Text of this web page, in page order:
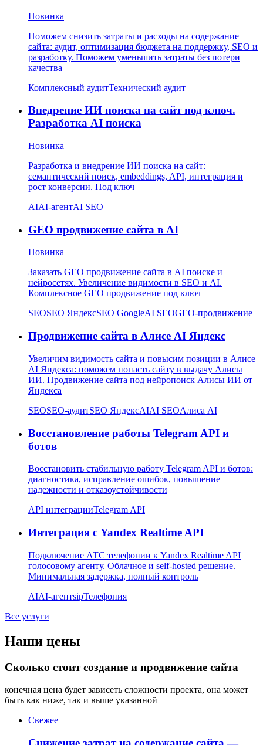
Новинка
Поможем снизить затраты и расходы на содержание
сайта: аудит, оптимизация бюджета на поддержку, SEO и
разработку. Поможем уменьшить затраты без потери
качества
Комплексный аудитТехнический аудит
Внедрение ИИ поиска на сайт под ключ.
Разработка AI поиска
Новинка
Разработка и внедрение ИИ поиска на сайт:
семантический поиск, embeddings, API, интеграция и
рост конверсии. Под ключ
AIAI-агентAI SEO
GEO продвижение сайта в AI
Новинка
Заказать GEO продвижение сайта в AI поиске и
нейросетях. Увеличение видимости в SEO и AI.
Комплексное GEO продвижение под ключ
SEOSEO ЯндексSEO GoogleAI SEOGEO-продвижение
Продвижение сайта в Алисе AI Яндекс
Увеличим видимость сайта и повысим позиции в Алисе
AI Яндекса: поможем попасть сайту в выдачу Алисы
ИИ. Продвижение сайта под нейропоиск Алисы ИИ от
Яндекса
SEOSEO-аудитSEO ЯндексAIAI SEOАлиса AI
Восстановление работы Telegram API и
ботов
Восстановить стабильную работу Telegram API и ботов:
диагностика, исправление ошибок, повышение
надежности и отказоустойчивости
API интеграцииTelegram API
Интеграция с Yandex Realtime API
Подключение АТС телефонии к Yandex Realtime API
голосовому агенту. Облачное и self-hosted решение.
Минимальная задержка, полный контроль
AIAI-агентsipТелефония
Все услуги
Наши цены
Сколько стоит создание и продвижение сайта
конечная цена будет зависеть сложности проекта, она может
быть как ниже, так и выше указанной
Свежее